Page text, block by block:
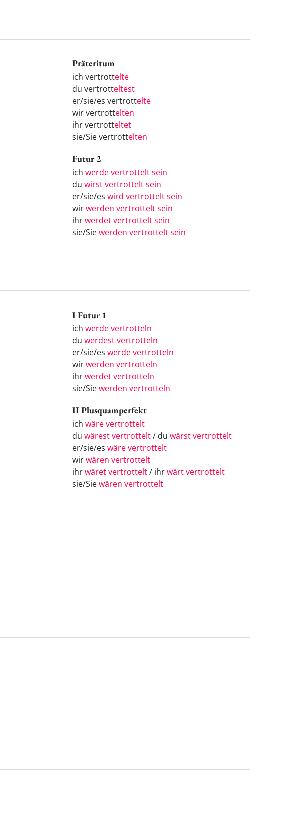
Präteritum
ich vertrottelte
du vertrotteltest
er/sie/es vertrottelte
wir vertrottelten
ihr vertrotteltet
sie/Sie vertrottelten
Futur 2
ich werde vertrottelt sein
du wirst vertrottelt sein
er/sie/es wird vertrottelt sein
wirwerden vertrottelt sein
ihrwerdet vertrottelt sein
sie/Siewerden vertrottelt sein
I Futur 1
ich werde vertrotteln
du werdest vertrotteln
er/sie/es werde vertrotteln
wirwerden vertrotteln
ihrwerdet vertrotteln
sie/Siewerden vertrotteln
II Plusquamperfekt
ich wäre vertrottelt
du wärest vertrottelt/ du wärst vertrottelt
er/sie/es wäre vertrottelt
wirwären vertrottelt
ihrwäret vertrottelt/ ihrwärt vertrottelt
sie/Siewären vertrottelt